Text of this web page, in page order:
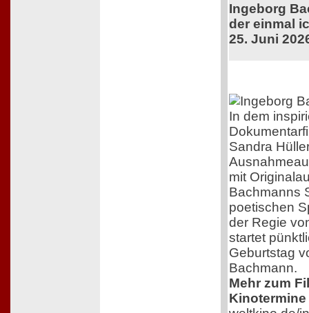
Ingeborg
der einmal
25. Juni
In dem
Sandra
mit
Bachmanns
poetischen
der Regie
startet
Geburtstag
Bachmann.
Mehr zum